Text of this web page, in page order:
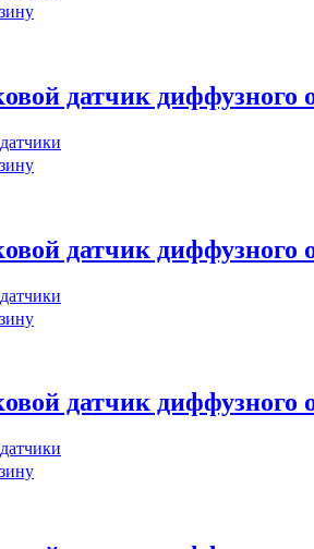
датчик диффузного
датчик диффузного
датчик диффузного